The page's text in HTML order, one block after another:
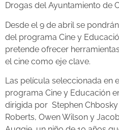
Drogas del Ayuntamiento de
Desde el 9 de abril se
del programa Cine y
pretende ofrecer
el cine como eje clave.
Las película seleccionada en
programa Cine y Educación
dirigida por Stephen
Roberts, Owen Wilson y